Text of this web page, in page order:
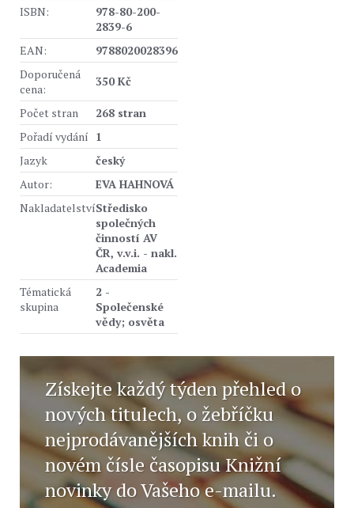
ISBN:
978-80-200-
2839-6
EAN:
9788020028396
Doporučená
cena:
350 Kč
Počet stran
268 stran
Pořadí vydání 1
Jazyk
český
Autor:
EVA HAHNOVÁ
NakladatelstvíStředisko
společných
činností AV
ČR, v.v.i. - nakl.
Academia
Tématická
skupina
2 -
Společenské
vědy; osvěta
Získejte každý týden přehled o
nových titulech, o žebříčku
nejprodávanějších knih či o
novém čísle časopisu Knižní
novinky do Vašeho e-mailu.